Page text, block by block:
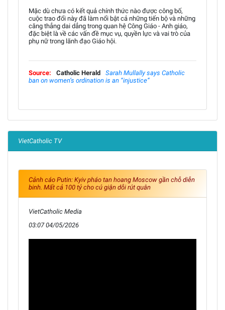
Mặc dù chưa có kết quả chính thức nào được công bố,
cuộc trao đổi này đã làm nổi bật cả những tiến bộ và những
căng thẳng dai dẳng trong quan hệ Công Giáo - Anh giáo,
đặc biệt là về các vấn đề mục vụ, quyền lực và vai trò của
phụ nữ trong lãnh đạo Giáo hội.
Source: Catholic Herald
Sarah Mullally says Catholic
ban on women’s ordination is an “injustice”
VietCatholic TV
Cảnh cáo Putin: Kyiv pháo tan hoang Moscow gần chỗ diễn
binh. Mất cả 100 tỷ cho cú giận dỗi rút quân
VietCatholic Media
03:07 04/05/2026